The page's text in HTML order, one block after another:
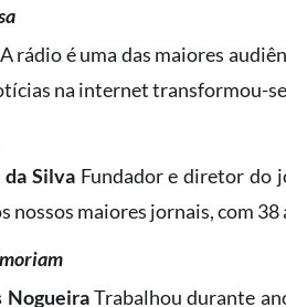
A rádio é uma das maiores
na internet transformou-
SilvaFundador e diretor do
nossos maiores jornais, com
NogueiraTrabalhou durante